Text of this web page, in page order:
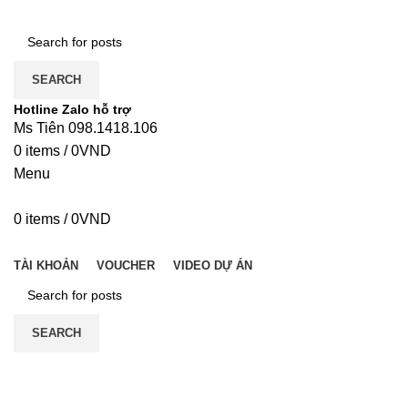
SEARCH
Hotline Zalo hỗ trợ
Ms Tiên 098.1418.106
0 items / 0VND
Menu
0 items / 0VND
TÀI KHOẢN VOUCHER VIDEO DỰ ÁN
SEARCH